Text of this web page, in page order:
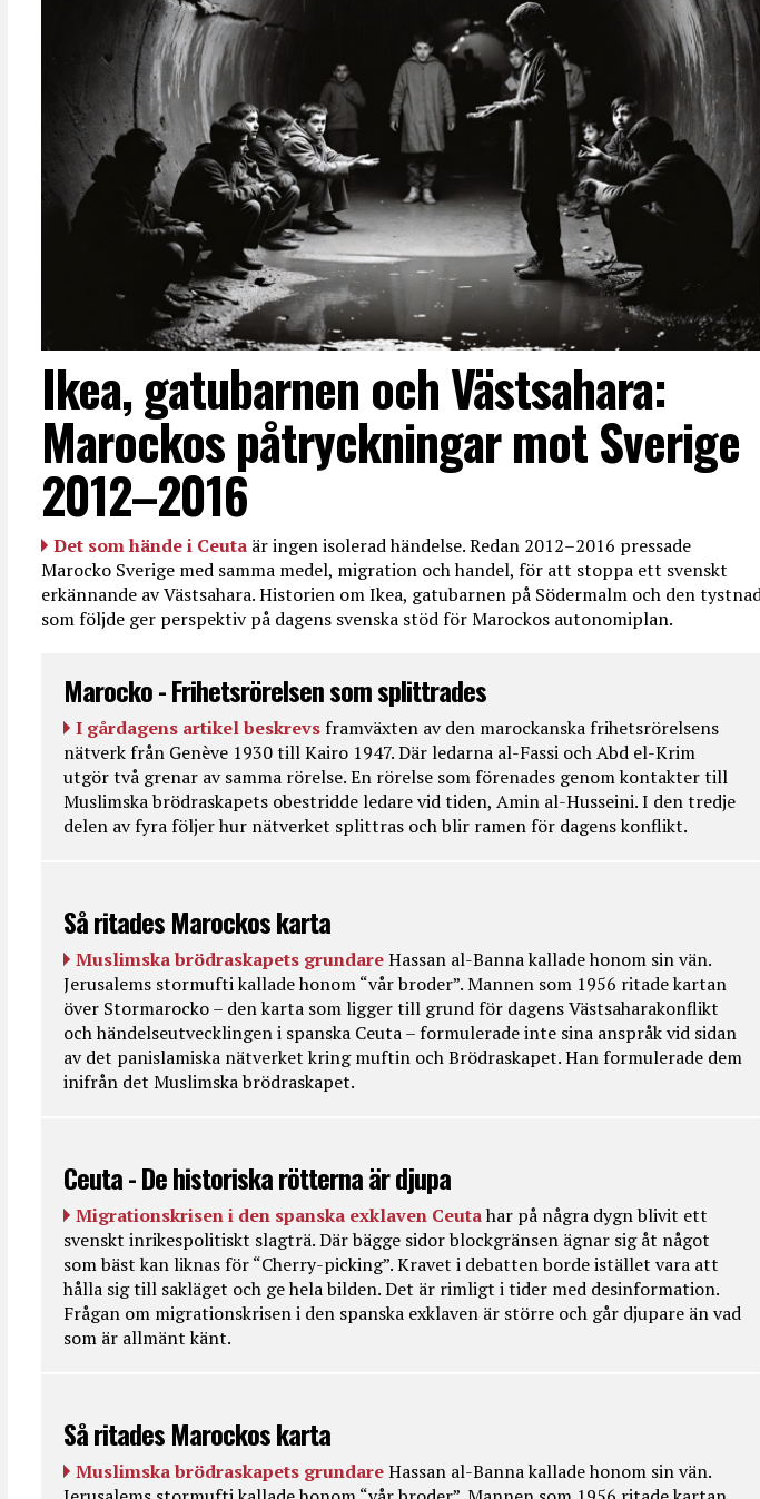
Ikea, gatubarnen och Västsahara:
Marockos påtryckningar mot Sverige
2012–2016
Det som hände i Ceuta är ingen isolerad händelse. Redan 2012–2016 pressade
Marocko Sverige med samma medel, migration och handel, för att stoppa ett svenskt
erkännande av Västsahara. Historien om Ikea, gatubarnen på Södermalm och den
som följde ger perspektiv på dagens svenska stöd för Marockos autonomiplan.
Marocko - Frihetsrörelsen som splittrades
I gårdagens artikel beskrevs framväxten av den marockanska frihetsrörelsens
nätverk från Genève 1930 till Kairo 1947. Där ledarna al-Fassi och Abd el-Krim
utgör två grenar av samma rörelse. En rörelse som förenades genom kontakter till
Muslimska brödraskapets obestridde ledare vid tiden, Amin al-Husseini. I den tredje
delen av fyra följer hur nätverket splittras och blir ramen för dagens konflikt.
Så ritades Marockos karta
Muslimska brödraskapets grundareHassan al-Banna kallade honom sin vän.
Jerusalems stormufti kallade honom “vår broder”. Mannen som 1956 ritade kartan
över Stormarocko – den karta som ligger till grund för dagens Västsaharakonflikt
och händelseutvecklingen i spanska Ceuta – formulerade inte sina anspråk vid sidan
av det panislamiska nätverket kring muftin och Brödraskapet. Han formulerade dem
inifrån det Muslimska brödraskapet.
Ceuta - De historiska rötterna är djupa
Migrationskrisen i den spanska exklaven Ceutahar på några dygn blivit ett
svenskt inrikespolitiskt slagträ. Där bägge sidor blockgränsen ägnar sig åt något
som bäst kan liknas för “Cherry-picking”. Kravet i debatten borde istället vara att
hålla sig till sakläget och ge hela bilden. Det är rimligt i tider med desinformation.
Frågan om migrationskrisen i den spanska exklaven är större och går djupare än vad
som är allmänt känt.
Så ritades Marockos karta
Muslimska brödraskapets grundareHassan al-Banna kallade honom sin vän.